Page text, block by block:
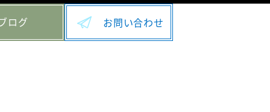
ログ お問い合わせ